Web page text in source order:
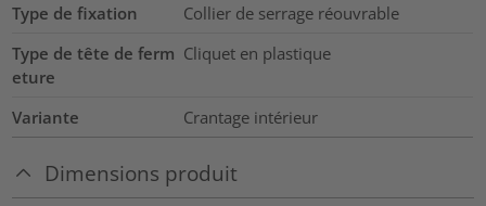
Type de fixation
Collier de serrage réouvrable
Type de tête de ferm
eture
Cliquet en plastique
Variante Crantage intérieur
Dimensions produit